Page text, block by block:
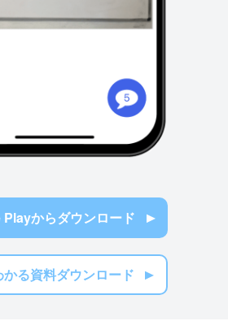
からダウンロード
る資料ダウンロード